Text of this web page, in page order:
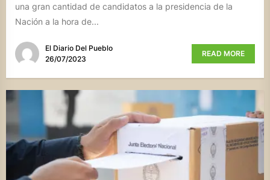
una gran cantidad de candidatos a la presidencia de la
Nación a la hora de...
El Diario Del Pueblo
26/07/2023
READ MORE